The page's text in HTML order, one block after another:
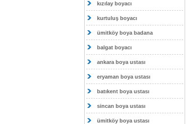
kızılay boyacı
kurtuluş boyacı
ümitköy boya badana
balgat boyacı
ankara boya ustası
eryaman boya ustası
batıkent boya ustası
sincan boya ustası
ümitköy boya ustası